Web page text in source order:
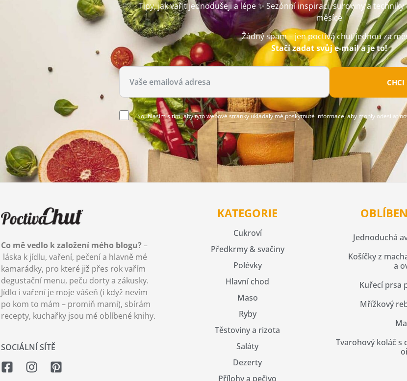
Tipy, jak vařit jednodušeji a lépe ✨ Sezónní inspiraci, suroviny a
měsíce
Žádný spam – jen poctivá chuť jednou za
Stačí zadat svůj e-mail a je to!
CHCI
Souhlasím s tím, aby tyto webové stránky ukládaly mé poskytnuté informace, aby mohly odesílat
Co mě vedlo k založení mého blogu? –
láska k jídlu, vaření, pečení a hlavně mé
kamarádky, pro které již přes rok vařím
degustační menu, peču dorty a zákusky.
Jídlo i vaření je moje vášeň (i když nevím
po kom to mám – promiň mami), sbírám
recepty, kuchařky jsou mé oblíbené knihy.
SOCIÁLNÍ SÍTĚ
KATEGORIE
Cukroví
Předkrmy & svačiny
Polévky
Hlavní chod
Maso
Ryby
Těstoviny a rizota
Saláty
Dezerty
Přílohy a pečivo
Jednoduchá
Košíčky z
a
Kuřecí prsa
Mřížkový
Tvarohový koláč s